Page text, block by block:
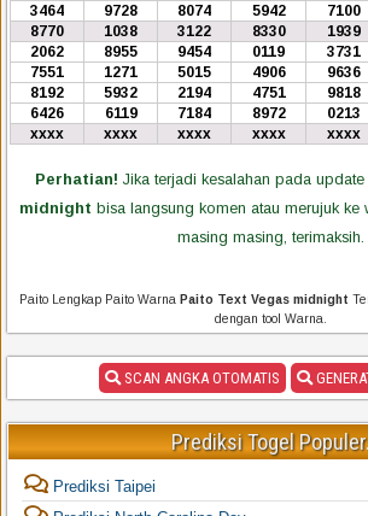
3464
9728 8074 5942 7100
8770
1038 3122 8330 1939
2062
8955 9454 0119 3731
7551
1271 5015 4906 9636
8192
5932 2194 4751 9818
6426
6119 7184 8972 0213
xxxx
xxxx xxxx xxxx xxxx
Perhatian! Jika terjadi kesalahan pada update
midnight bisa langsung komen atau merujuk ke
masing masing, terimaksih.
Paito Lengkap Paito Warna Paito Text Vegas midnight
dengan tool Warna.
SCAN ANGKA OTOMATIS
Prediksi Togel
Prediksi Taipei